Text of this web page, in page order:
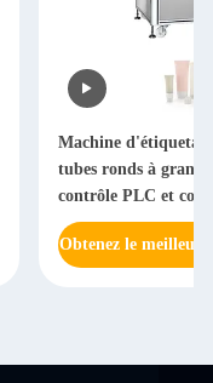
Machine
tubes ronds à grande
contrôle PLC et
inoxydable
Obtenez le meilleur